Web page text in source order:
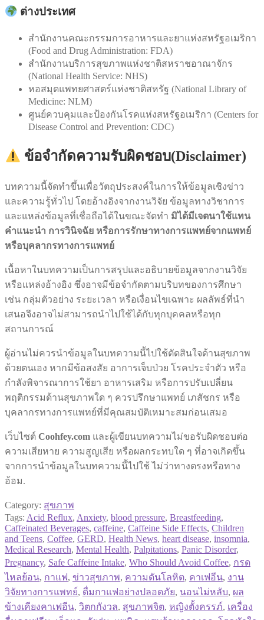
ต่างประเทศ
สำนักงานคณะกรรมการอาหารและยาแห่งสหรัฐอเมริกา
(Food and Drug Administration: FDA)
สำนักงานบริการสุขภาพแห่งชาติสหราชอาณาจักร
(National Health Service: NHS)
หอสมุดแพทยศาสตร์แห่งชาติสหรัฐ (National Library of
Medicine: NLM)
ศูนย์ควบคุมและป้องกันโรคแห่งสหรัฐอเมริกา (Centers for
Disease Control and Prevention: CDC)
ข้อจำกัดความรับผิดชอบ(Disclaimer)
บทความนี้จัดทำขึ้นเพื่อวัตถุประสงค์ในการให้ข้อมูลเชิงข่าว
และความรู้ทั่วไป โดยอ้างอิงจากงานวิจัย ข้อมูลทางวิชาการ
และแหล่งข้อมูลที่เชื่อถือได้ในขณะจัดทำ มิได้มีเจตนาใช้แทน
คำแนะนำ การวินิจฉัย หรือการรักษาทางการแพทย์จากแพทย์
หรือบุคลากรทางการแพทย์
เนื้อหาในบทความเป็นการสรุปและอธิบายข้อมูลจากงานวิจัย
หรือแหล่งอ้างอิง ซึ่งอาจมีข้อจำกัดตามบริบทของการศึกษา
เช่น กลุ่มตัวอย่าง ระยะเวลา หรือเงื่อนไขเฉพาะ ผลลัพธ์ที่นำ
เสนอจึงอาจไม่สามารถนำไปใช้ได้กับทุกบุคคลหรือทุก
สถานการณ์
ผู้อ่านไม่ควรนำข้อมูลในบทความนี้ไปใช้ตัดสินใจด้านสุขภาพ
ด้วยตนเอง หากมีข้อสงสัย อาการเจ็บป่วย โรคประจำตัว หรือ
กำลังพิจารณาการใช้ยา อาหารเสริม หรือการปรับเปลี่ยน
พฤติกรรมด้านสุขภาพใด ๆ ควรปรึกษาแพทย์ เภสัชกร หรือ
บุคลากรทางการแพทย์ที่มีคุณสมบัติเหมาะสมก่อนเสมอ
เว็บไซต์ Coohfey.com และผู้เขียนบทความไม่ขอรับผิดชอบต่อ
ความเสียหาย ความสูญเสีย หรือผลกระทบใด ๆ ที่อาจเกิดขึ้น
จากการนำข้อมูลในบทความนี้ไปใช้ ไม่ว่าทางตรงหรือทาง
อ้อม.
Category: สุขภาพ
Tags: Acid Reflux, Anxiety, blood pressure, Breastfeeding,
Caffeinated Beverages, caffeine, Caffeine Side Effects, Children
and Teens, Coffee, GERD, Health News, heart disease, insomnia,
Medical Research, Mental Health, Palpitations, Panic Disorder,
Pregnancy, Safe Caffeine Intake, Who Should Avoid Coffee, กรด
ไหลย้อน, กาแฟ, ข่าวสุขภาพ, ความดันโลหิต, คาเฟอีน, งาน
วิจัยทางการแพทย์, ดื่มกาแฟอย่างปลอดภัย, นอนไม่หลับ, ผล
ข้างเคียงคาเฟอีน, วิตกกังวล, สุขภาพจิต, หญิงตั้งครรภ์, เครื่อง